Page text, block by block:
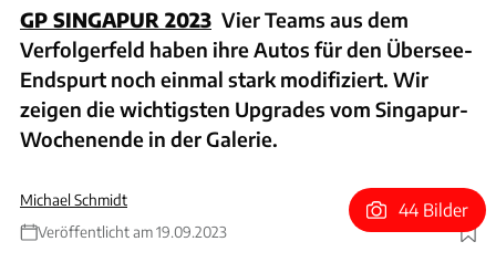
GP SINGAPUR 2023 Vier Teams aus dem
Verfolgerfeld haben ihre Autos für den Übersee-
Endspurt noch einmal stark modifiziert. Wir
zeigen die wichtigsten Upgrades vom Singapur-
Wochenende in der Galerie.
Michael Schmidt
Veröffentlicht am 19.09.2023
Foto: xpb
44 Bilder